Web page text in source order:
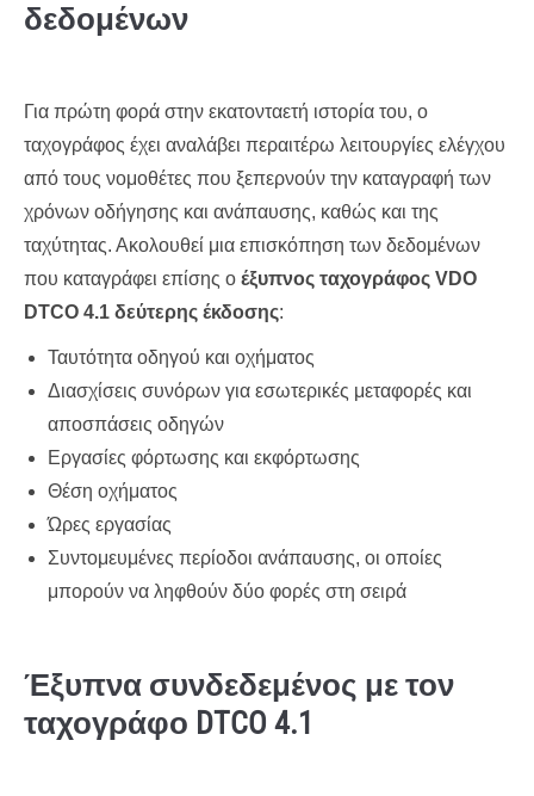
δεδομένων
Για πρώτη φορά στην εκατονταετή ιστορία του, ο
ταχογράφος έχει αναλάβει περαιτέρω λειτουργίες ελέγχου
από τους νομοθέτες που ξεπερνούν την καταγραφή των
χρόνων οδήγησης και ανάπαυσης, καθώς και της
ταχύτητας. Ακολουθεί μια επισκόπηση των δεδομένων
που καταγράφει επίσης ο έξυπνος ταχογράφος VDO
DTCO 4.1 δεύτερης έκδοσης:
Ταυτότητα οδηγού και οχήματος
Διασχίσεις συνόρων για εσωτερικές μεταφορές και
αποσπάσεις οδηγών
Εργασίες φόρτωσης και εκφόρτωσης
Θέση οχήματος
Ώρες εργασίας
Συντομευμένες περίοδοι ανάπαυσης, οι οποίες
μπορούν να ληφθούν δύο φορές στη σειρά
Έξυπνα συνδεδεμένος με τον
ταχογράφο DTCO 4.1